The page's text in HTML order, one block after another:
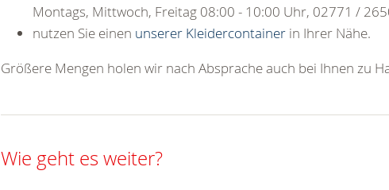
Montags, Mittwoch, Freitag 08:00 - 10:00 Uhr, 02771 /
nutzen Sie einen unserer Kleidercontainer in Ihrer Nähe.
Größere Mengen holen wir nach Absprache auch bei Ihnen zu
Wie geht es weiter?